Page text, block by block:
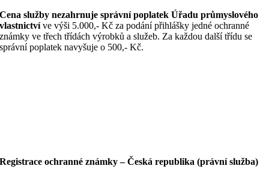
Cena služby nezahrnuje správní poplatek Úřadu průmyslového
vlastnictvíve výši 5.000,- Kč za podání přihlášky jedné ochranné
známky ve třech třídách výrobků a služeb. Za každou další třídu se
správní poplatek navyšuje o 500,- Kč.
Registrace ochranné známky – Česká republika (právní služba)